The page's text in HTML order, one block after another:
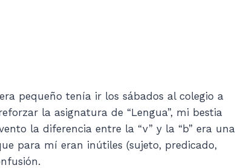
pequeño tenía ir los sábados al colegio a
la asignatura de “Lengua”, mi bestia
la diferencia entre la “v” y la “b” era una
para mí eran inútiles (sujeto, predicado,